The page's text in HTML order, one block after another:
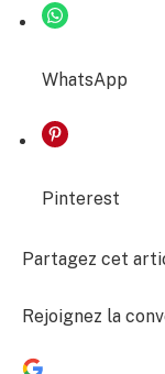
WhatsApp
Pinterest
Partagez cet
Rejoignez la